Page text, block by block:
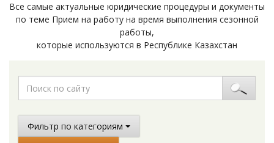
Все самые актуальные юридические процедуры и документы
по теме Прием на работу на время выполнения сезонной
работы,
которые используются в Республике Казахстан
Фильтр по категориям